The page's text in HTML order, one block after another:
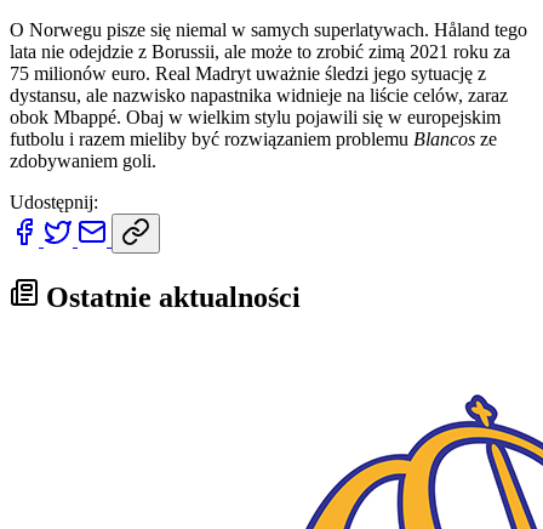
O Norwegu pisze się niemal w samych superlatywach. Håland tego
lata nie odejdzie z Borussii, ale może to zrobić zimą 2021 roku za
75 milionów euro. Real Madryt uważnie śledzi jego sytuację z
dystansu, ale nazwisko napastnika widnieje na liście celów, zaraz
obok Mbappé. Obaj w wielkim stylu pojawili się w europejskim
futbolu i razem mieliby być rozwiązaniem problemu Blancos ze
zdobywaniem goli.
Udostępnij:
Ostatnie aktualności